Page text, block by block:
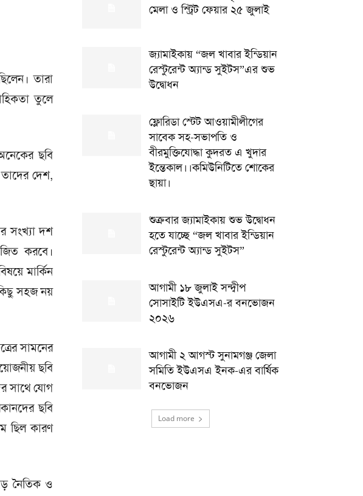
তারা
তুলে
ছবি
দেশ,
সংখ্যা দশ
করবে।
মার্কিন
কিছু সহজ নয়
সামনের
ছবি
সাথে যোগ
ছবি
ছিল কারণ
নৈতিক ও
মেলা ও স্ট্রিট ফেয়ার ২৫ জুলাই
জ্যামাইকায় “জল খাবার ইন্ডিয়ান
রেস্টুরেন্ট অ্যান্ড সুইটস”এর শুভ
উদ্বোধন
ফ্লোরিডা স্টেট আওয়ামীলীগের
সাবেক সহ-সভাপতি ও
বীরমুক্তিযোদ্ধা কুদরত এ খুদার
ইন্তেকাল।।কমিউনিটিতে শোকের
ছায়া।
শুক্রবার জ্যামাইকায় শুভ উদ্বোধন
হতে যাচ্ছে “জল খাবার ইন্ডিয়ান
রেস্টুরেন্ট অ্যান্ড সুইটস”
আগামী ১৮ জুলাই সন্দ্বীপ
সোসাইটি ইউএসএ-র বনভোজন
২০২৬
আগামী ২ আগস্ট সুনামগঞ্জ জেলা
সমিতি ইউএসএ ইনক-এর বার্ষিক
বনভোজন
Load more